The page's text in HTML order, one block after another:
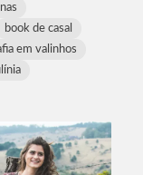
book de casal
em valinhos